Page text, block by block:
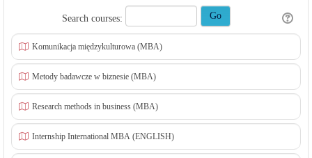
Search courses:
Komunikacja międzykulturowa (MBA)
Metody badawcze w biznesie (MBA)
Research methods in business (MBA)
Internship International MBA (ENGLISH)